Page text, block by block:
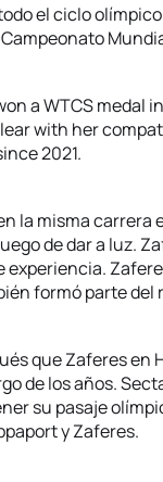
el ciclo
a WTCS medal
with her
2021.
la misma carrera
de dar a luz.
experiencia.
formó parte del
que Zaferes en
de los años.
su pasaje
y Zaferes.